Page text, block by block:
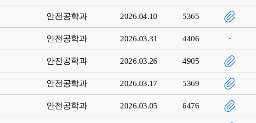
안전공학과 2026.04.10 5365
안전공학과 2026.03.31 4406
안전공학과 2026.03.26 4905
안전공학과 2026.03.17 5369
안전공학과 2026.03.05 6476